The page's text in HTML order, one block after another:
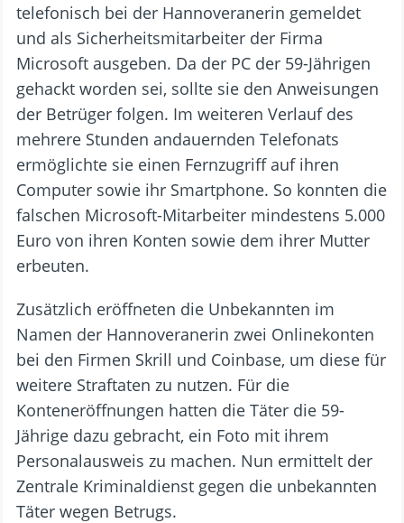
telefonisch bei der Hannoveranerin gemeldet
und als Sicherheitsmitarbeiter der Firma
Microsoft ausgeben. Da der PC der 59-Jährigen
gehackt worden sei, sollte sie den Anweisungen
der Betrüger folgen. Im weiteren Verlauf des
mehrere Stunden andauernden Telefonats
ermöglichte sie einen Fernzugriff auf ihren
Computer sowie ihr Smartphone. So konnten die
falschen Microsoft-Mitarbeiter mindestens 5.000
Euro von ihren Konten sowie dem ihrer Mutter
erbeuten.
Zusätzlich eröffneten die Unbekannten im
Namen der Hannoveranerin zwei Onlinekonten
bei den Firmen Skrill und Coinbase, um diese für
weitere Straftaten zu nutzen. Für die
Konteneröffnungen hatten die Täter die 59-
Jährige dazu gebracht, ein Foto mit ihrem
Personalausweis zu machen. Nun ermittelt der
Zentrale Kriminaldienst gegen die unbekannten
Täter wegen Betrugs.